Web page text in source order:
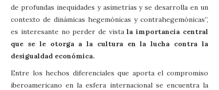
de profundas inequidades y asimetrías y se desarrolla en un
contexto de dinámicas hegemónicas y contrahegemónicas”,
es interesante no perder de vistala importancia central
que se le otorga a la cultura en la lucha contra la
desigualdad económica.
Entre los hechos diferenciales que aporta el compromiso
iberoamericano en la esfera internacional se encuentra la